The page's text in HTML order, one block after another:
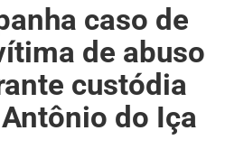
caso de
de abuso
custódia
do Iça